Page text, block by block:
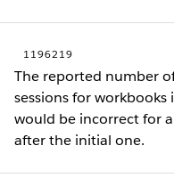
1196219
The reported number
sessions for
would be incorrect for
after the initial one.